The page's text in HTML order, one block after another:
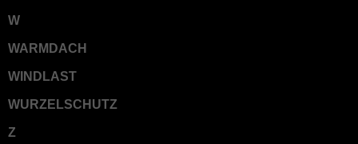
W
WARMDACH
WINDLAST
WURZELSCHUTZ
Z